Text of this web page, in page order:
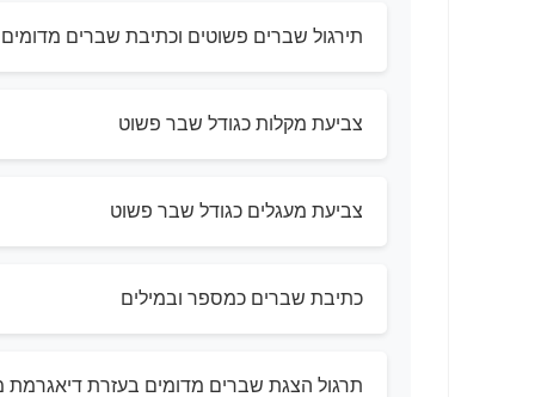
תירגול שברים פשוטים וכתיבת שברים מדומים
צביעת מקלות כגודל שבר פשוט
צביעת מעגלים כגודל שבר פשוט
כתיבת שברים כמספר ובמילים
תרגול הצגת שברים מדומים בעזרת דיאגרמת